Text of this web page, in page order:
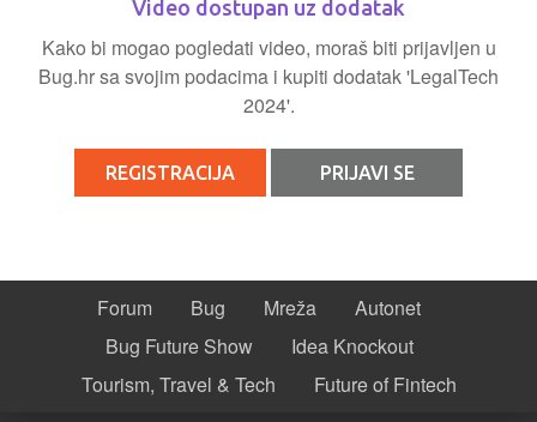
Video dostupan uz dodatak
Kako bi mogao pogledati video, moraš biti prijavljen u
Bug.hr sa svojim podacima i kupiti dodatak 'LegalTech
2024'.
REGISTRACIJA PRIJAVI SE
Forum Bug Mreža
Autonet
Bug Future Show
Idea Knockout
Tourism, Travel & Tech
Future of Fintech